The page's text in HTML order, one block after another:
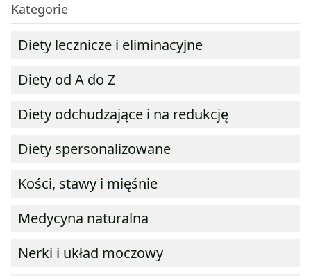
Kategorie
Diety lecznicze i eliminacyjne
Diety od A do Z
Diety odchudzające i na redukcję
Diety spersonalizowane
Kości, stawy i mięśnie
Medycyna naturalna
Nerki i układ moczowy